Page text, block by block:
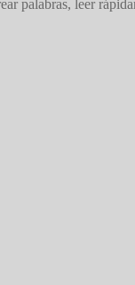
palabras, leer